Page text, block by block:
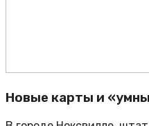
Новые карты и